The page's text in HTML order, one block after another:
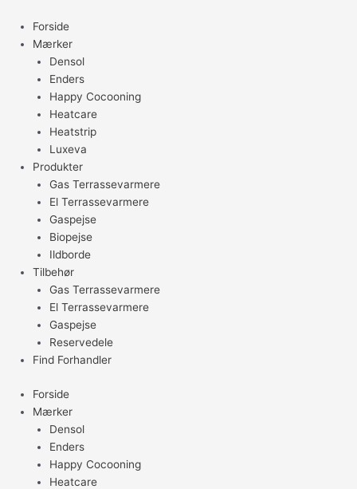
indholdet
Forside
Mærker
Densol
Enders
Happy Cocooning
Heatcare
Heatstrip
Luxeva
Produkter
Gas Terrassevarmere
El Terrassevarmere
Gaspejse
Biopejse
Ildborde
Tilbehør
Gas Terrassevarmere
El Terrassevarmere
Gaspejse
Reservedele
Find Forhandler
Forside
Mærker
Densol
Enders
Happy Cocooning
Heatcare